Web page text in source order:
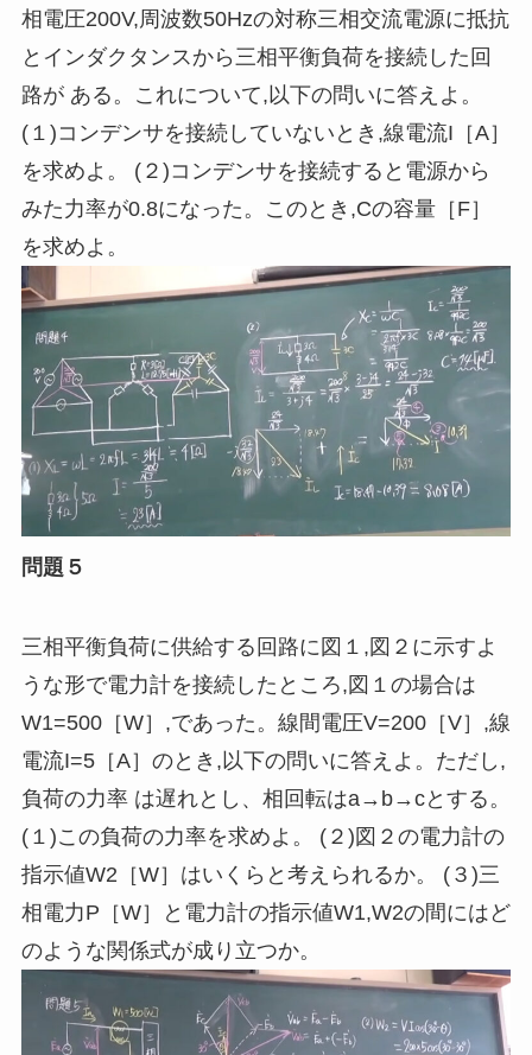
相電圧200V,周波数50Hzの対称三相交流電源に抵抗
とインダクタンスから三相平衡負荷を接続した回
路が ある。これについて, 以下の問いに答えよ。
(１ )コンデンサを接続していないとき ,線電流I［A］
を求めよ。 (２ )コンデンサを接続すると電源から
みた力率が0.8になった。このとき ,Cの容量［F］
を求めよ。
問題５
三相平衡負荷に供給する回路に図１ , 図２に示すよ
うな形で電力計を接続したところ, 図１の場合は
W1=500［W］,であった。線間電圧V=200［V］,線
電流I=5［A］のとき,以下の問いに答えよ。ただし,
負荷の力率 は遅れとし、相回転はa→b→cとする。
(１ )この負荷の力率を求めよ。 (２ ) 図２の電力計の
指示値W2［W］はいくらと考えられるか。 (３ )三
相電力P［W］と電力計の指示値W1,W2の間にはど
のような関係式が成り立つか。